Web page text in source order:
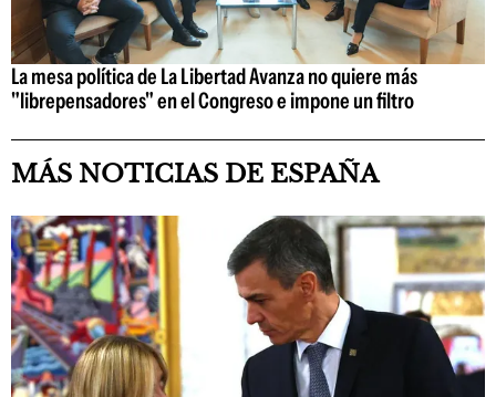
La mesa política de La Libertad Avanza no quiere más
"librepensadores" en el Congreso e impone un filtro
MÁS NOTICIAS DE ESPAÑA